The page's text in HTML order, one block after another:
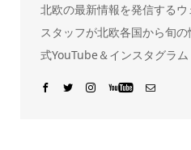
北欧の最新情報を発信する
スタッフが北欧各国から旬
式YouTube＆インスタグラ